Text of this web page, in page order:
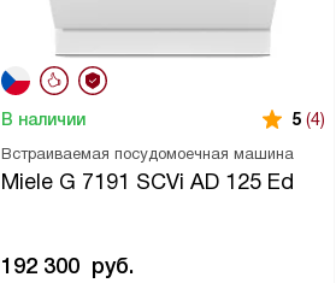
Встраиваемая посудомоечная машина
Miele G 7191 SCVi AD 125 Ed
В наличии 5 (4)
192 300 руб.